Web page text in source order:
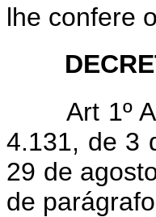
lhe confere
Art 1º
4.131, de 3
29 de
de parágrafo